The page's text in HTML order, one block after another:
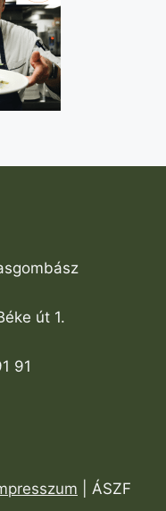
út 1.
91
| ÁSZF